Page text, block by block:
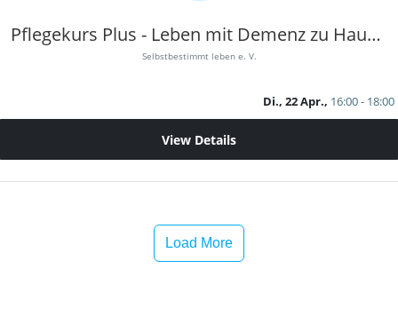
Pflegekurs Plus - Leben mit Demenz zu Hause 3
Selbstbestimmt leben e. V.
Di., 22 Apr., 16:00 - 18:00
View Details
Load More